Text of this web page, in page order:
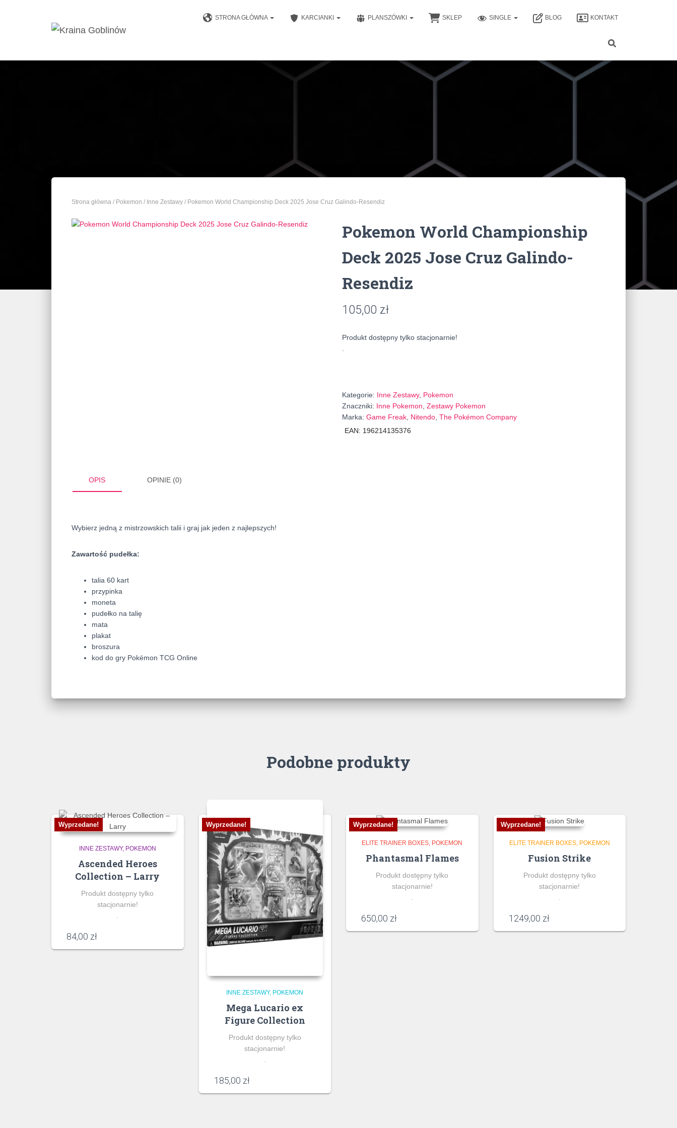
STRONA GŁÓWNA KARCIANKI PLANSZÓWKI SKLEP SINGLE BLOG KONTAKT
Strona główna / Pokemon / Inne Zestawy / Pokemon World Championship Deck 2025 Jose Cruz Galindo-Resendiz
Pokemon World Championship
Deck 2025 Jose Cruz Galindo-
Resendiz
105,00 zł
Produkt dostępny tylko stacjonarnie!
Kategorie: Inne Zestawy, Pokemon
Znaczniki: Inne Pokemon Zestawy Pokemon
Marka: Game Freak Nitendo The Pokémon Company
EAN: 196214135376
OPIS OPINIE (0)
Wybierz jedną z mistrzowskich talii i graj jak jeden z najlepszych!
Zawartość pudełka:
talia 60 kart
przypinka
moneta
pudełko na talię
mata
plakat
broszura
kod do gry Pokémon TCG Online
Podobne produkty
Wyprzedane!
INNE ZESTAWY POKEMON
Ascended Heroes
Collection – Larry
Produkt dostępny tylko
stacjonarnie!
.
84,00 zł
Wyprzedane!
INNE ZESTAWY POKEMON
Mega Lucario ex
Figure Collection
Produkt dostępny tylko
stacjonarnie!
185,00 zł
Wyprzedane!
ELITE TRAINER BOXES POKEMON
Phantasmal Flames
Produkt dostępny tylko
stacjonarnie!
.
650,00 zł
Wyprzedane!
ELITE TRAINER BOXES POKEMON
Fusion Strike
Produkt dostępny tylko
stacjonarnie!
.
1249,00 zł